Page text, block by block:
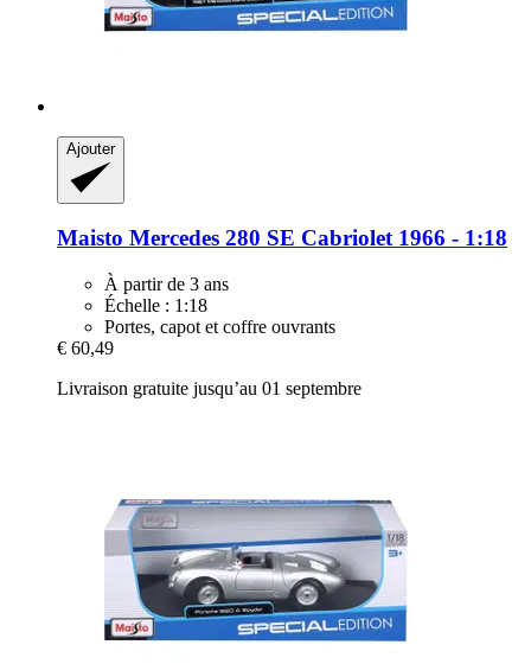
Ajouter
Maisto Mercedes 280 SE Cabriolet 1966 -​ 1:18
À partir de 3 ans
Échelle : 1:18
Portes, capot et coffre ouvrants
€ 60,49
Livraison gratuite jusqu’au 01 septembre